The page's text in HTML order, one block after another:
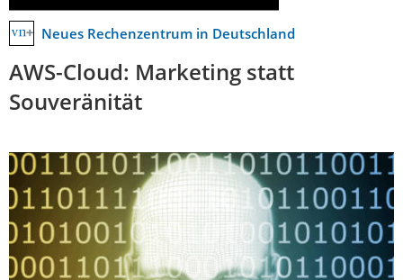
Neues Rechenzentrum in Deutschland
AWS-Cloud: Marketing statt
Souveränität